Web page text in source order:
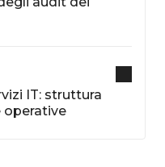
IT: struttura
operative